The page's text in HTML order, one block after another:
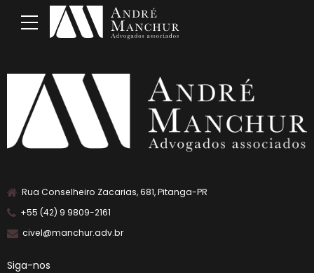
Rua Conselheiro Zacarias, 681, Pitanga-PR
+55 (42) 9 9809-2161
civel@manchur.adv.br
Siga-nos